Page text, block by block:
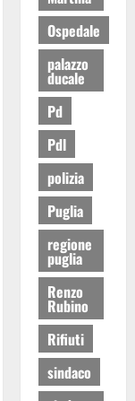
Ospedale
palazzo
ducale
Pd
Pdl
polizia
Puglia
regione
puglia
Renzo
Rubino
Rifiuti
sindaco